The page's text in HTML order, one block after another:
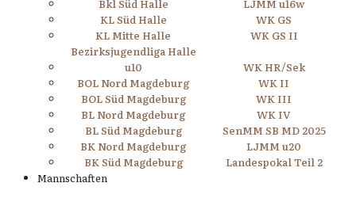
Bkl Süd Halle
LJMM u16w
KL Süd Halle
WK GS
KL Mitte Halle
WK GS II
Bezirksjugendliga Halle
u10
WK HR/Sek
BOL Nord Magdeburg
WK II
BOL Süd Magdeburg
WK III
BL Nord Magdeburg
WK IV
BL Süd Magdeburg
SenMM SB MD 2025
BK Nord Magdeburg
LJMM u20
BK Süd Magdeburg
Landespokal Teil 2
Mannschaften